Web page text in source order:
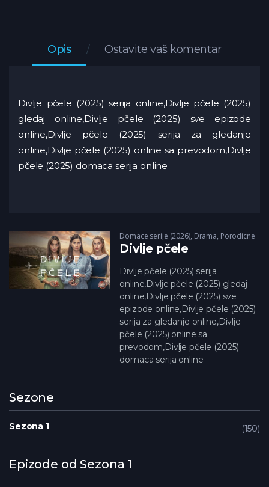
Opis Ostavite vaš komentar
Divlje pčele (2025) serija online,Divlje pčele (2025)
gledaj online,Divlje pčele (2025) sve epizode
online,Divlje pčele (2025) serija za gledanje
online,Divlje pčele (2025) online sa prevodom,Divlje
pčele (2025) domaca serija online
Domace serije (2026), Drama, Porodicne
Divlje pčele
Divlje pčele (2025) serija
online,Divlje pčele (2025) gledaj
online,Divlje pčele (2025) sve
epizode online,Divlje pčele (2025)
serija za gledanje online,Divlje
pčele (2025) online sa
prevodom,Divlje pčele (2025)
domaca serija online
Sezone
Sezona 1 150
Epizode od Sezona 1